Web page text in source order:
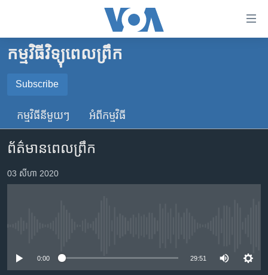
គេហទំព័រ​
ទាក់ទង
រំលង​
ទំព័រ​
ព័ត៌មាន​​
តែ​
ម្តង
រចនា
កម្ពុជា
អន្តរជាតិ
ចិន
ហេឡូវីអូអេ
កម្ពុជាច្នៃប្រតិដ្ឋ
កម្មវិធីទាំងអស់
កម្មវិធីវិទ្យុពេលព្រឹក
Subscribe
SUBSCRIBE
កម្មវិធី​នីមួយៗ អំពី​កម្មវិធី​
ព័ត៌មានពេលព្រឹក
03 សីហា 2020
0:00 29:51